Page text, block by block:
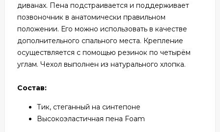
диванах. Пена подстраивается и поддерживает
позвоночник в анатомически правильном
положении. Его можно использовать в качестве
дополнительного спального места. Крепление
осуществляется с помощью резинок по четырём
углам. Чехол выполнен из натурального хлопка.
Состав:
Тик, стеганный на синтепоне
Высокоэластичная пена Foam